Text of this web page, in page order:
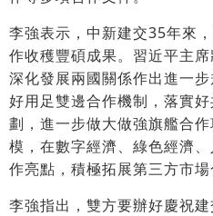
李強表示，中新建交35年來
作收穫豐碩成果。習近平主
深化發展兩國關係作出進一
好用足雙邊合作機制，落實
劃，進一步做大做強旗艦合
模，在數字經濟、綠色經濟
作亮點，積極拓展第三方市場
李強指出，雙方要辦好慶祝